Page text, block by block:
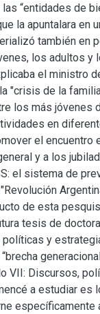
“entidades de
la apuntalara en
también en
los adultos y
el ministro
"crisis de la
los más jóvenes
en
el encuentro
y a los
el sistema de
de esta
tesis de
políticas y
VII: Discursos,
a estudiar es